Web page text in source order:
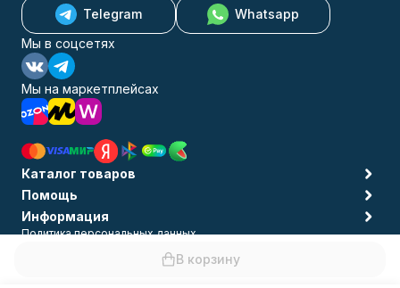
В корзину
Telegram
Whatsapp
Мы в соцсетях
Мы на маркетплейсах
Каталог товаров
Помощь
Информация
Политика персональных данных